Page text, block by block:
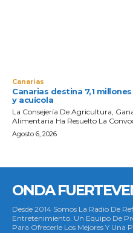
Canarias
Canarias destina 7,1
y acuícola
La Consejería De Agricultura,
Alimentaria Ha Resuelto La
Agosto 6, 2026
ONDA
Desde 2014 Somos La Radio De
Entretenimiento. Un Equipo De
Para Ofrecerle Los Mejores Y Una